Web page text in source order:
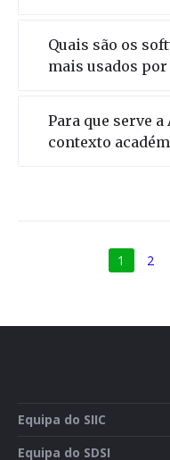
Quais são os
mais usados por
Para que serve
contexto
1 2
Equipa do SIIC
Equipa do SDSI